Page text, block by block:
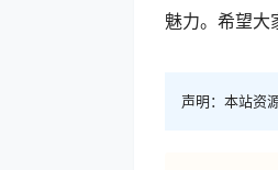
魅力。希望大
声明：本站资